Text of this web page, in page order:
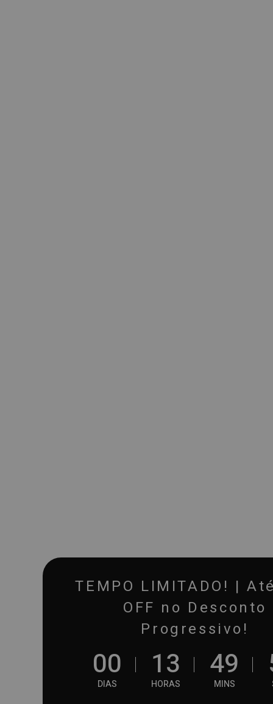
TEMPO LIMITADO! |
OFF no Desconto
Progressivo!
00
DIAS
13
HORAS
49
MINS